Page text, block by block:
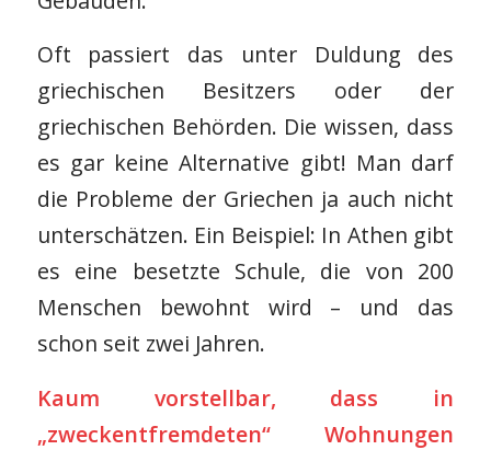
Oft passiert das unter Duldung des
griechischen Besitzers oder der
griechischen Behörden. Die wissen, dass
es gar keine Alternative gibt! Man darf
die Probleme der Griechen ja auch nicht
unterschätzen. Ein Beispiel: In Athen gibt
es eine besetzte Schule, die von 200
Menschen bewohnt wird – und das
schon seit zwei Jahren.
Kaum vorstellbar, dass in
„zweckentfremdeten“ Wohnungen